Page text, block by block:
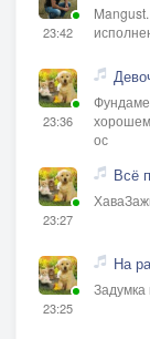
23:42
23:36
ос
23:27
Всё
23:25
На
Задумка